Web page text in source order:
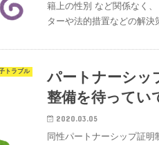
籍上の性別 など関係なく
ターや法的措置などの解
トラブル
パートナーシッ
整備を待ってい
2020.03.05
同性パートナーシップ証明